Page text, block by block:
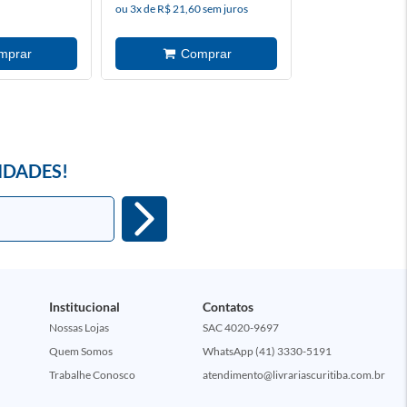
ou 3x de R$ 21,60 sem juros
Institucional
Nossas Lojas
Quem Somos
Trabalhe Conosco
Contatos
SAC 4020-9697
WhatsApp (41) 3330-5191
atendimento@livrariascuritiba.com.br